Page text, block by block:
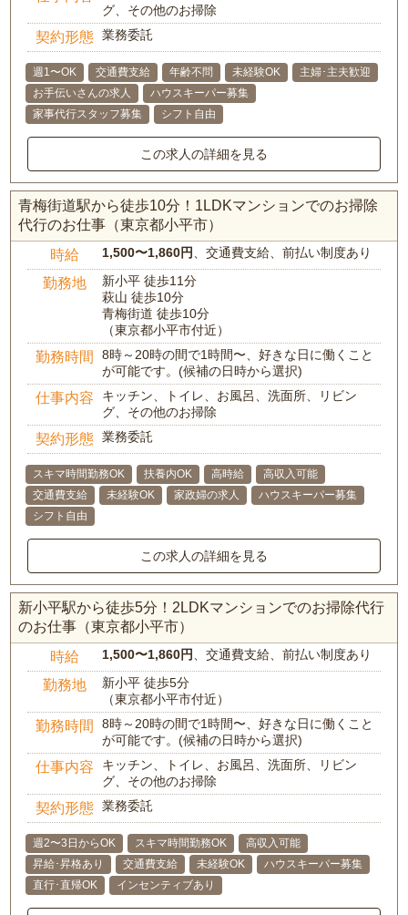
グ、その他のお掃除
契約形態 業務委託
週1〜OK 交通費支給 年齢不問 未経験OK
主婦･主夫歓迎
お手伝いさんの求人
ハウスキーパー募集
家事代行スタッフ募集
シフト自由
この求人の詳細を見る
青梅街道駅から徒歩10分！1LDKマンションでのお掃除
代行のお仕事（東京都小平市）
時給 1,500〜1,860円、交通費支給、前払い制度あり
勤務地
新小平 徒歩11分
萩山 徒歩10分
青梅街道 徒歩10分
（東京都小平市付近）
勤務時間
8時～20時の間で1時間〜、好きな日に働くこと
が可能です。(候補の日時から選択)
仕事内容
キッチン、トイレ、お風呂、洗面所、リビン
グ、その他のお掃除
契約形態 業務委託
スキマ時間勤務OK 扶養内OK 高時給
高収入可能
交通費支給
未経験OK 家政婦の求人
ハウスキーパー募集
シフト自由
この求人の詳細を見る
新小平駅から徒歩5分！2LDKマンションでのお掃除代行
のお仕事（東京都小平市）
時給 1,500〜1,860円、交通費支給、前払い制度あり
勤務地
新小平 徒歩5分
（東京都小平市付近）
勤務時間
8時～20時の間で1時間〜、好きな日に働くこと
が可能です。(候補の日時から選択)
仕事内容
キッチン、トイレ、お風呂、洗面所、リビン
グ、その他のお掃除
契約形態 業務委託
週2〜3日からOK スキマ時間勤務OK
高収入可能
昇給･昇格あり
交通費支給 未経験OK
ハウスキーパー募集
直行･直帰OK
インセンティブあり